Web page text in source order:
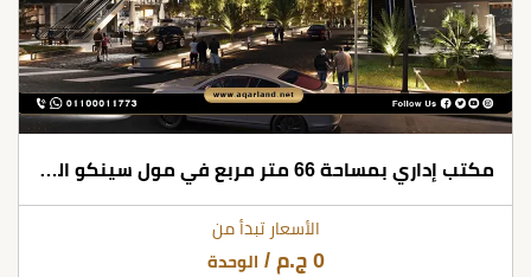
مكتب إداري بمساحة 66 متر مربع في مول سينكو التجمع الخامس
الأسعار تبدأ من
0 ج.م / الوحدة